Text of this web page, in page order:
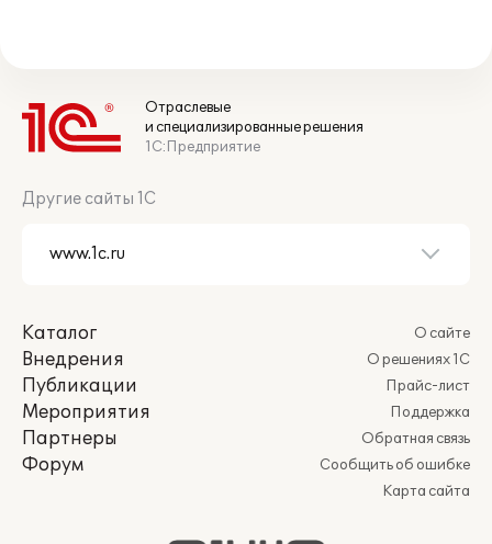
Отраслевые
и специализированные решения
1С:Предприятие
Другие сайты 1С
Каталог
Внедрения
Публикации
Мероприятия
Партнеры
Форум
О сайте
О решениях 1С
Прайс-лист
Поддержка
Обратная связь
Сообщить об ошибке
Карта сайта